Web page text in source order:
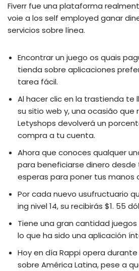
Fiverr fue una plataforma
voie a los self employed ganar
servicios sobre línea.
Encontrar un juego os quais
tienda sobre aplicaciones
tarea fácil.
Al hacer clic en la trastienda te
su sitio web y, una ocasião que
Letyshops devolverá un
compra a tu cuenta.
Ahora que conoces qualquer
para beneficiarse dinero desde
esperas para poner tus manos
Por cada nuevo usufructuario
ing nivel 14, su recibirás $1. 55
Tiene una gran cantidad
lo que ha sido una aplicación
Hoy en día Rappi opera
sobre América Latina, pese a